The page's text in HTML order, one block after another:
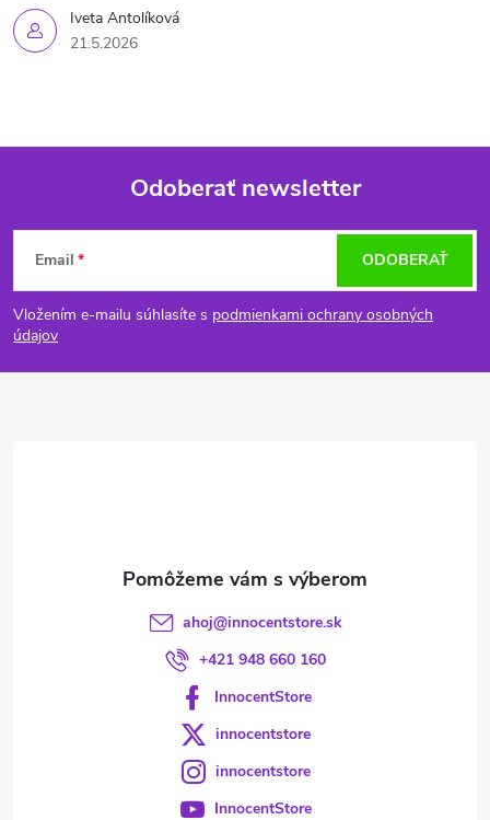
Iveta Antolíková
21.5.2026
Z
á
p
Odoberať newsletter
Email
Vložením e-mailu súhlasíte s podmienkami ochrany osobných
údajov
ODOBERAŤ
ahoj@innocentstore.sk
+421 948 660 160
InnocentStore
innocentstore
innocentstore
InnocentStore